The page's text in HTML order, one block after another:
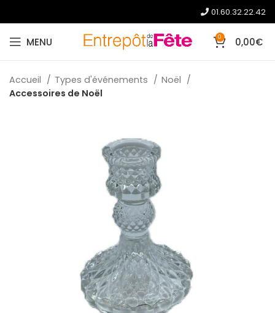
01.60.32.22.42
MENU 0 0,00€
Accueil Types d'événements
Noël
Accessoires de Noël